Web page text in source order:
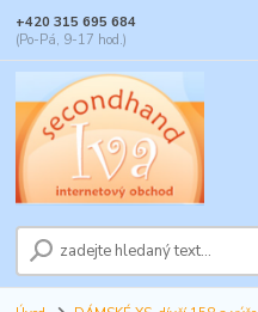
+420 315 695 684
(Po-Pá, 9-17 hod.)